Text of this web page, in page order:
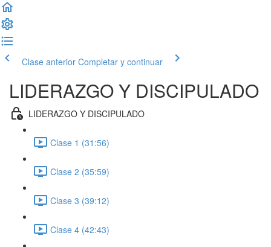
Clase anterior Completar y continuar
LIDERAZGO Y DISCIPULADO
LIDERAZGO Y DISCIPULADO
Clase 1 (31:56)
Clase 2 (35:59)
Clase 3 (39:12)
Clase 4 (42:43)